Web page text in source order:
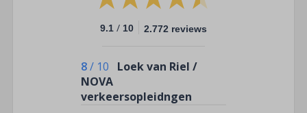
9.1 / 10 2.772 reviews
8/ 10
Loek van Riel /
NOVA
verkeersopleidngen